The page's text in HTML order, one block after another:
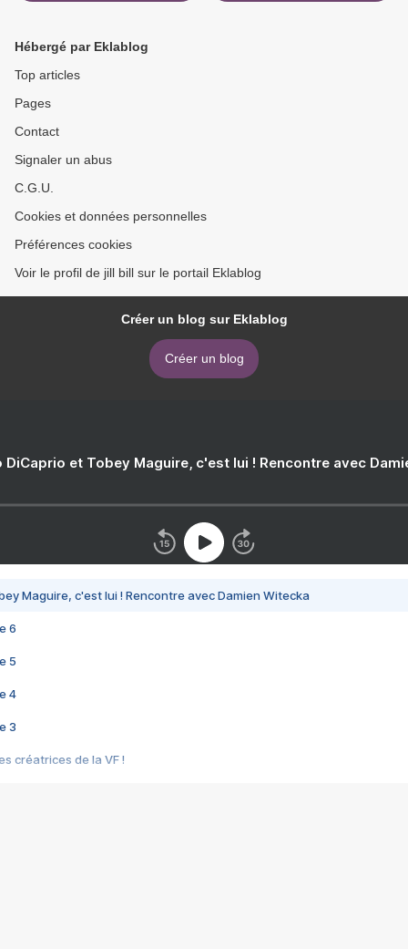
Hébergé par Eklablog
Top articles
Pages
Contact
Signaler un abus
C.G.U.
Cookies et données personnelles
Préférences cookies
Voir le profil de jill bill sur le portail Eklablog
Créer un blog sur Eklablog
Créer un blog
DiCaprio et Tobey Maguire, c'est lui ! Rencontre avec
Maguire, c'est lui ! Rencontre avec Damien Witecka
6
5
4
3
créatrices de la VF !